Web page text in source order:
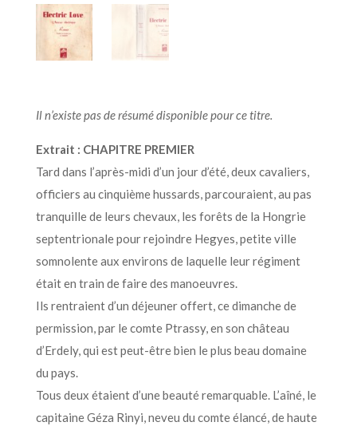
Il n’existe pas de résumé disponible pour ce titre.
Extrait : CHAPITRE PREMIER
Tard dans l’après-midi d’un jour d’été, deux cavaliers,
officiers au cinquième hussards, parcouraient, au pas
tranquille de leurs chevaux, les forêts de la Hongrie
septentrionale pour rejoindre Hegyes, petite ville
somnolente aux environs de laquelle leur régiment
était en train de faire des manoeuvres.
Ils rentraient d’un déjeuner offert, ce dimanche de
permission, par le comte Ptrassy, en son château
d’Erdely, qui est peut-être bien le plus beau domaine
du pays.
Tous deux étaient d’une beauté remarquable. L’aîné, le
capitaine Géza Rinyi, neveu du comte élancé, de haute